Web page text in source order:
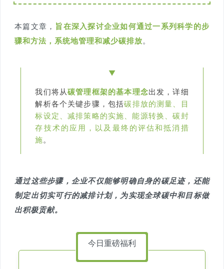
本篇文章， 旨在深入探讨企业如何通过一系列科学的步
骤和方法，系统地管理和减少碳排放。
▼
我们将从碳管理框架的基本理念出发，详细
解析各个关键步骤，包括碳排放的测量、目
标设定、减排策略的实施、能源转换、碳封
存技术的应用，以及最终的评估和抵消措
施。
通过这些步骤，企业不仅能够明确自身的碳足迹，还能
制定出切实可行的减排计划，为实现全球碳中和目标做
出积极贡献。
今日重磅福利